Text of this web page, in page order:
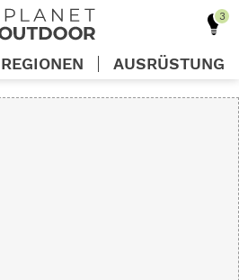
REGIONEN AUSRÜSTUNG